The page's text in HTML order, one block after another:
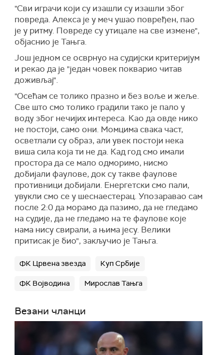
"Сви играчи који су изашли су изашли због
повреда. Алекса је у меч ушао повређен, пао
је у ритму. Повреде су утицале на све измене",
објаснио је Тањга.
Још једном се осврнуо на судијски критеријум
и рекао да је "један човек покварио читав
доживљај".
"Осећам се толико празно и без воље и жеље.
Све што смо толико градили тако је пало у
воду због нечијих интереса. Као да овде нико
не постоји, само они. Момцима свака част,
осветлали су образ, али увек постоји нека
виша сила која ти не да. Кад год смо имали
простора да се мало одморимо, нисмо
добијали фаулове, док су такве фаулове
противници добијали. Енергетски смо пали,
увукли смо се у шеснаестерац. Упозаравао сам
после 2:0 да морамо да пазимо, да не гледамо
на судије, да не гледамо на те фаулове које
нама нису свирали, а њима јесу. Велики
притисак је био", закључио је Тањга.
ФК Црвена звезда Куп Србије
ФК Војводина Мирослав Тањга
Везани чланци